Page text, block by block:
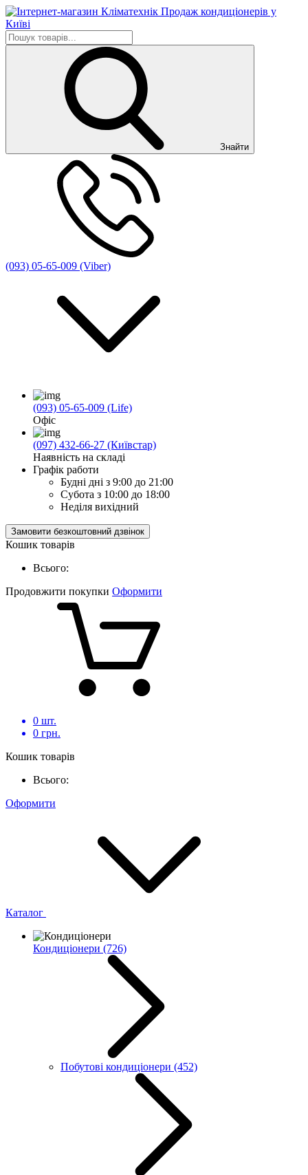
Знайти
(093) 05-65-009 (Viber)
(093) 05-65-009 (Life)
Офіс
(097) 432-66-27 (Київстар)
Наявність на складі
Графік работи
Будні дні з 9:00 до 21:00
Субота з 10:00 до 18:00
Неділя вихідний
Замовити безкоштовний дзвінок
Кошик товарів
Всього:
Продовжити покупки Оформити
0 шт.
0 грн.
Кошик товарів
Всього:
Оформити
Каталог
Кондиціонери (726)
Побутові кондиціонери (452)